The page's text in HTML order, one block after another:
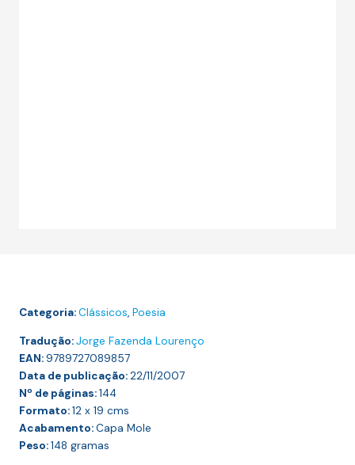
Categoria:Clássicos, Poesia
Tradução:Jorge Fazenda Lourenço
EAN:9789727089857
Data de publicação:22/11/2007
Nº de páginas:144
Formato:12 x 19 cms
Acabamento:Capa Mole
Peso:148 gramas